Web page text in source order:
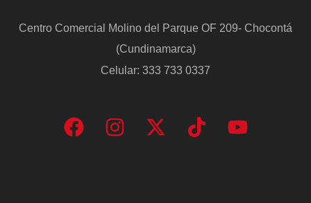
Centro Comercial Molino del Parque OF 209- Chocontá
(Cundinamarca)
Celular: 333 733 0337